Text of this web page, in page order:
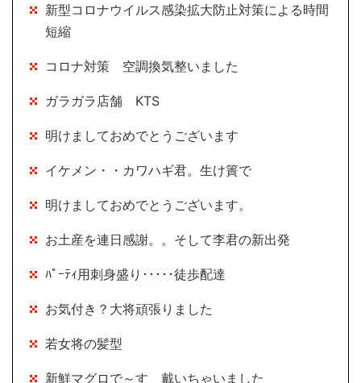
新型コロナウイルス感染拡大防止対策による時間
短縮
コロナ対策 空調換気整いました
ガラガラ店舗 KTS
明けましておめでとうございます
イケメン・・カワハギ君。生け簀で
明けましておめでとうございます。
お土産を連日感謝。。そして李君の新出発
ﾊﾟｰﾃｨ用刺身盛り･････徒歩配達
お気付き？大将頑張りました
若女将の髪型
新鮮マグロで～す 戴いちゃいました